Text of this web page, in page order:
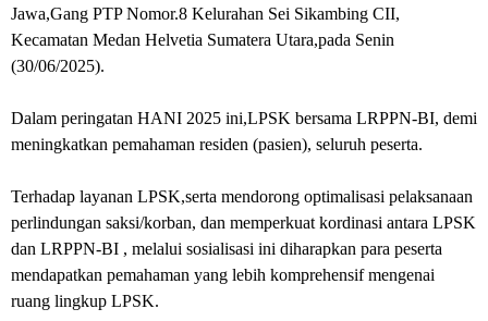
Jawa,Gang PTP Nomor.8 Kelurahan Sei Sikambing CII,
Kecamatan Medan Helvetia Sumatera Utara,pada Senin
(30/06/2025).
Dalam peringatan HANI 2025 ini,LPSK bersama LRPPN-BI, demi
meningkatkan pemahaman residen (pasien), seluruh peserta.
Terhadap layanan LPSK,serta mendorong optimalisasi pelaksanaan
perlindungan saksi/korban, dan memperkuat kordinasi antara LPSK
dan LRPPN-BI , melalui sosialisasi ini diharapkan para peserta
mendapatkan pemahaman yang lebih komprehensif mengenai
ruang lingkup LPSK.